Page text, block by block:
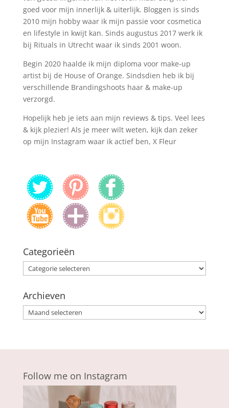
goed voor mijn innerlijk & uiterlijk. Bloggen is sinds
2010 mijn hobby waar ik mijn passie voor cosmetica
en lifestyle in kwijt kan. Sinds augustus 2017 werk ik
bij Rituals in Utrecht waar ik sinds 2001 woon.
Begin 2020 haalde ik mijn diploma voor make-up
artist bij de House of Orange. Sindsdien heb ik bij
verschillende Brandingshoots haar & make-up
verzorgd.
Hopelijk heb je iets aan mijn reviews & tips. Veel lees
& kijk plezier! Als je meer wilt weten, kijk dan zeker
op mijn Instagram waar ik actief ben, X Fleur
Categorieën
Categorieën
Archieven
Archieven
Follow me on Instagram